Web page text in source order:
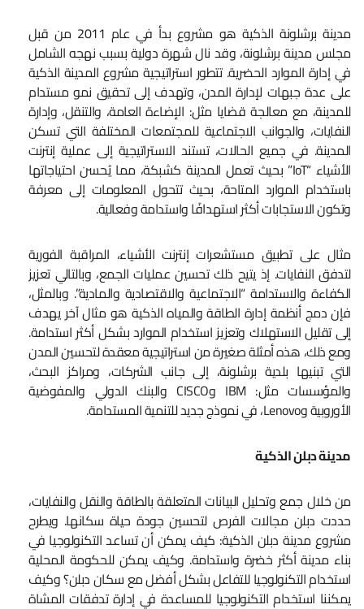
مدينة برشلونة الذكية هو مشروع بدأ في عام 2011 من قبل
مجلس مدينة برشلونة، وقد نال شهرة دولية بسبب نهجه الشامل
في إدارة الموارد الحضرية. تتطور استراتيجية مشروع المدينة الذكية
على عدة جبهات لإدارة المدن، وتهدف إلى تحقيق نمو مستدام
للمدينة، مع معالجة قضايا مثل: الإضاءة العامة، والتنقل، وإدارة
النفايات، والجوانب الاجتماعية للمجتمعات المختلفة التي تسكن
المدينة. في جميع الحالات، تستند الاستراتيجية إلى عملية إنترنت
الأشياء “IoT” بحيث تعمل المدينة كشبكة، مما يُحسن احتياجاتها
باستخدام الموارد المتاحة، بحيث تتحول المعلومات إلى معرفة
وتكون الاستجابات أكثر استهدافًا واستدامة وفعالية.
مثال على تطبيق مستشعرات إنترنت الأشياء، المراقبة الفورية
لتدفق النفايات. إذ يتيح ذلك تحسين عمليات الجمع، وبالتالي تعزيز
الكفاءة والاستدامة “الاجتماعية والاقتصادية والمادية”. وبالمثل،
فإن دمج أنظمة إدارة الطاقة والمياه الذكية هو مثال آخر يهدف
إلى تقليل الاستهلاك وتعزيز استخدام الموارد بشكل أكثر استدامة.
ومع ذلك، هذه أمثلة صغيرة من استراتيجية معقدة لتحسين المدن
التي تبنيها بلدية برشلونة، إلى جانب الشركات، ومراكز البحث،
والمؤسسات مثل: IBM وCISCO والبنك الدولي والمفوضية
الأوروبية وLenovo، في نموذج جديد للتنمية المستدامة.
مدينة دبلن الذكية
من خلال جمع وتحليل البيانات المتعلقة بالطاقة والنقل والنفايات،
حددت دبلن مجالات الفرص لتحسين جودة حياة سكانها. ويطرح
مشروع مدينة دبلن الذكية: كيف يمكن أن تساعد التكنولوجيا في
بناء مدينة أكثر خضرة واستدامة. وكيف يمكن للحكومة المحلية
استخدام التكنولوجيا للتفاعل بشكل أفضل مع سكان دبلن؟ وكيف
يمكننا استخدام التكنولوجيا للمساعدة في إدارة تدفقات المشاة